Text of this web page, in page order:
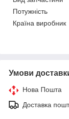
Потужність
Країна виробник
Умови
Нова Пошта
Доставка